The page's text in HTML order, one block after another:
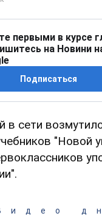
первыми в курсе
на Новини
Подписаться
в сети
"Новой